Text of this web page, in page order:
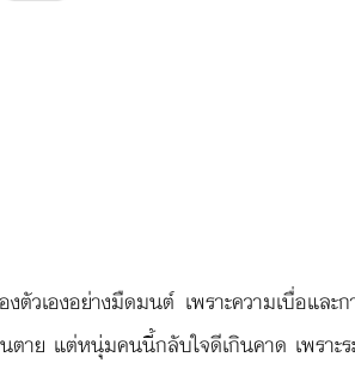
วเองอย่างมืดมนต์ เพราะความเบื่อแล
ย แต่หนุ่มคนนี้กลับใจดีเกินคาด เพราะร